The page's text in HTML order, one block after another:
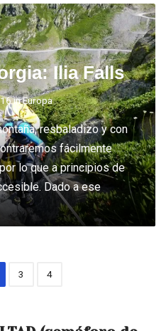
Ilia Falls
inEuropa
resbaladizo y con
fácilmente
lo que a principios de
Dado a ese
3 4